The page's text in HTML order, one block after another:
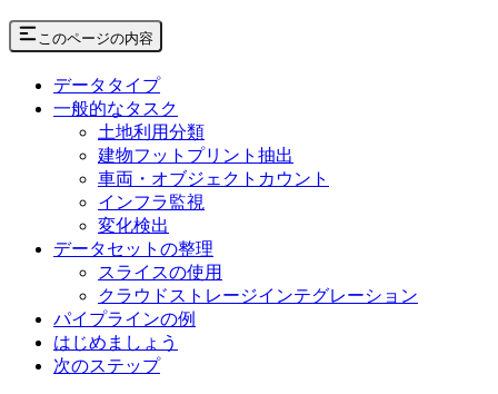
このページの内容
データタイプ
一般的なタスク
土地利用分類
建物フットプリント抽出
車両・オブジェクトカウント
インフラ監視
変化検出
データセットの整理
スライスの使用
クラウドストレージインテグレーション
パイプラインの例
はじめましょう
次のステップ